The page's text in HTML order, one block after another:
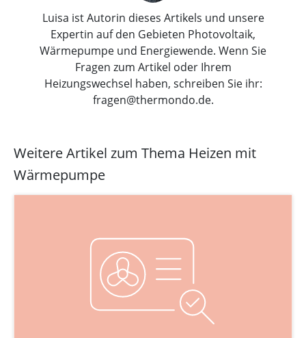
Luisa ist Autorin dieses Artikels und unsere
Expertin auf den Gebieten Photovoltaik,
Wärmepumpe und Energiewende. Wenn Sie
Fragen zum Artikel oder Ihrem
Heizungswechsel haben, schreiben Sie ihr:
fragen@thermondo.de.
Weitere Artikel zum Thema Heizen mit
Wärmepumpe